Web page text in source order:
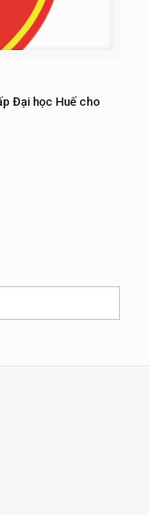
Đại học Huế cho